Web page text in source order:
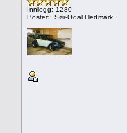
Innlegg: 1280
Bosted: Sør-Odal Hedmark